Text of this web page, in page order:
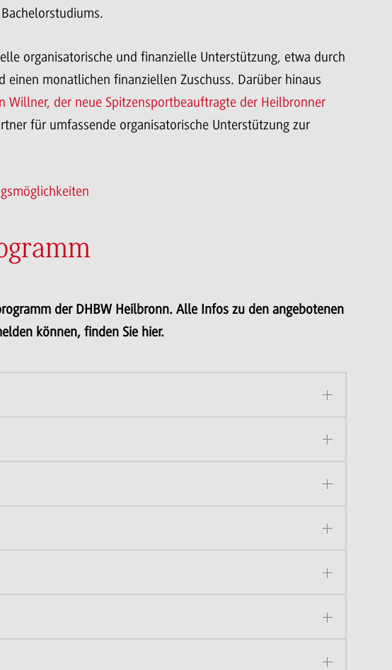
organisatorische und finanzielle Unterstützung, etwa durch
einen monatlichen finanziellen Zuschuss. Darüber hinaus
Willner, der neue Spitzensportbeauftragte der Heilbronner
für umfassende organisatorische Unterstützung zur
der DHBW Heilbronn. Alle Infos zu den angebotenen
können, finden Sie hier.